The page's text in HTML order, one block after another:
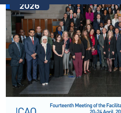
2026